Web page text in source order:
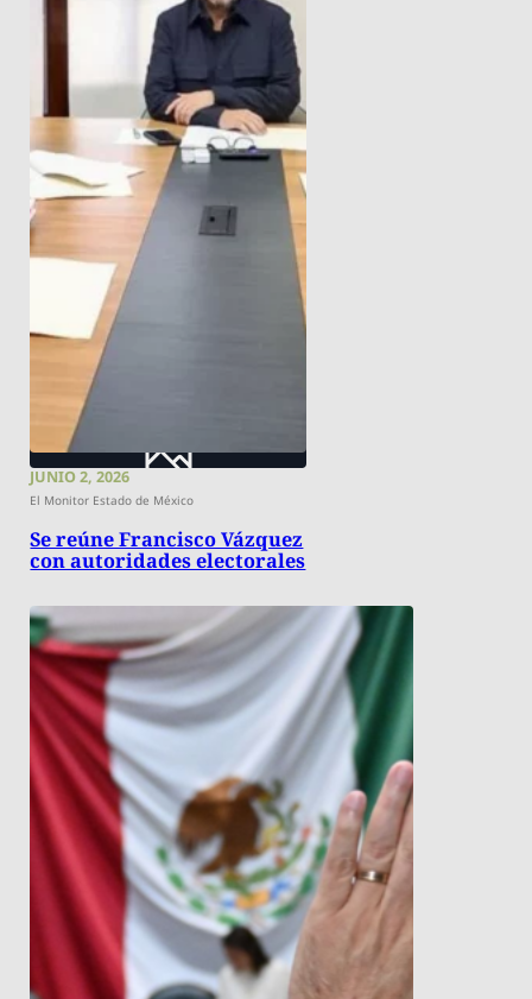
JUNIO 2, 2026
El Monitor Estado de México
Se reúne Francisco Vázquez
con autoridades electorales